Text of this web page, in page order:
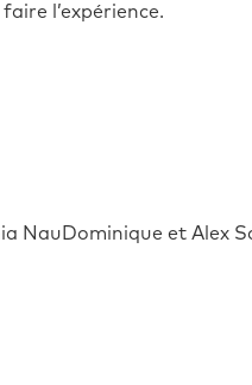
l’expérience.
NauDominique et Alex